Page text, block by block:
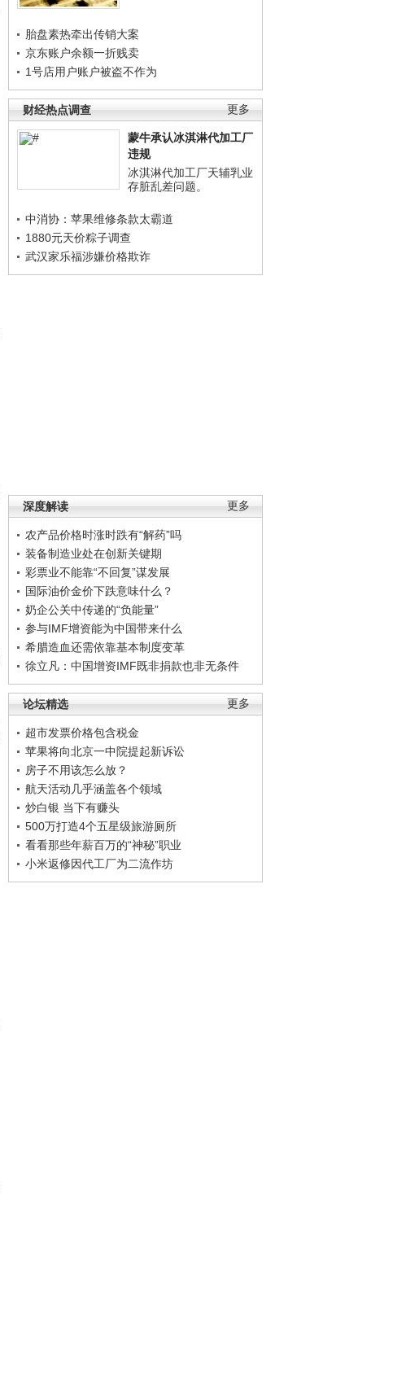
胎盘素热牵出传销大案
京东账户余额一折贱卖
1号店用户账户被盗不作为
更多
财经热点调查
蒙牛承认冰淇淋代加工厂
违规
冰淇淋代加工厂天辅乳业
存脏乱差问题。
中消协：苹果维修条款太霸道
1880元天价粽子调查
武汉家乐福涉嫌价格欺诈
更多
深度解读
农产品价格时涨时跌有“解药”吗
装备制造业处在创新关键期
彩票业不能靠“不回复”谋发展
国际油价金价下跌意味什么？
奶企公关中传递的“负能量”
参与IMF增资能为中国带来什么
希腊造血还需依靠基本制度变革
徐立凡：中国增资IMF既非捐款也非无条件
更多
论坛精选
超市发票价格包含税金
苹果将向北京一中院提起新诉讼
房子不用该怎么放？
航天活动几乎涵盖各个领域
炒白银 当下有赚头
500万打造4个五星级旅游厕所
看看那些年薪百万的“神秘”职业
小米返修因代工厂为二流作坊